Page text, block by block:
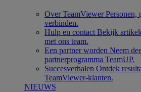
Over TeamViewer Personen,
verbinden.
Hulp en contact Bekijk
met ons team.
Een partner worden Neem
partnerprogramma TeamUP.
Succesverhalen Ontdek
TeamViewer-klanten.
NIEUWS